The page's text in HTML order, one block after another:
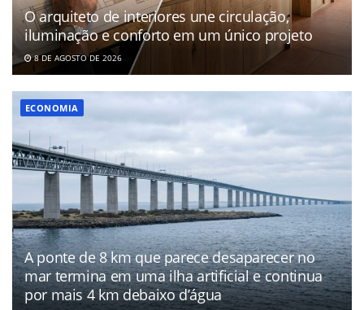
O arquiteto de interiores une circulação,
iluminação e conforto em um único projeto
8 DE AGOSTO DE 2026
ECONOMIA
A ponte de 8 km que parece desaparecer no
mar termina em uma ilha artificial e continua
por mais 4 km debaixo d’água